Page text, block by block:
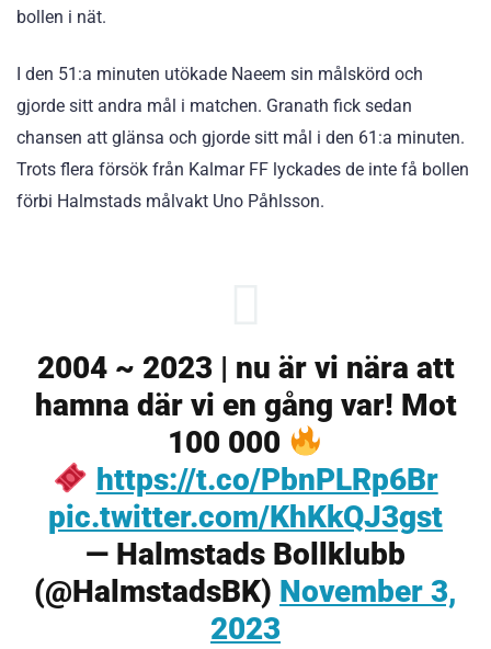
bollen i nät.
I den 51:a minuten utökade Naeem sin målskörd och
gjorde sitt andra mål i matchen. Granath fick sedan
chansen att glänsa och gjorde sitt mål i den 61:a minuten.
Trots flera försök från Kalmar FF lyckades de inte få bollen
förbi Halmstads målvakt Uno Påhlsson.
2004 ~ 2023 | nu är vi nära att
hamna där vi en gång var! Mot
100 000
https://t.co/PbnPLRp6Br
pic.twitter.com/KhKkQJ3gst
— Halmstads Bollklubb
(@HalmstadsBK) November 3,
2023